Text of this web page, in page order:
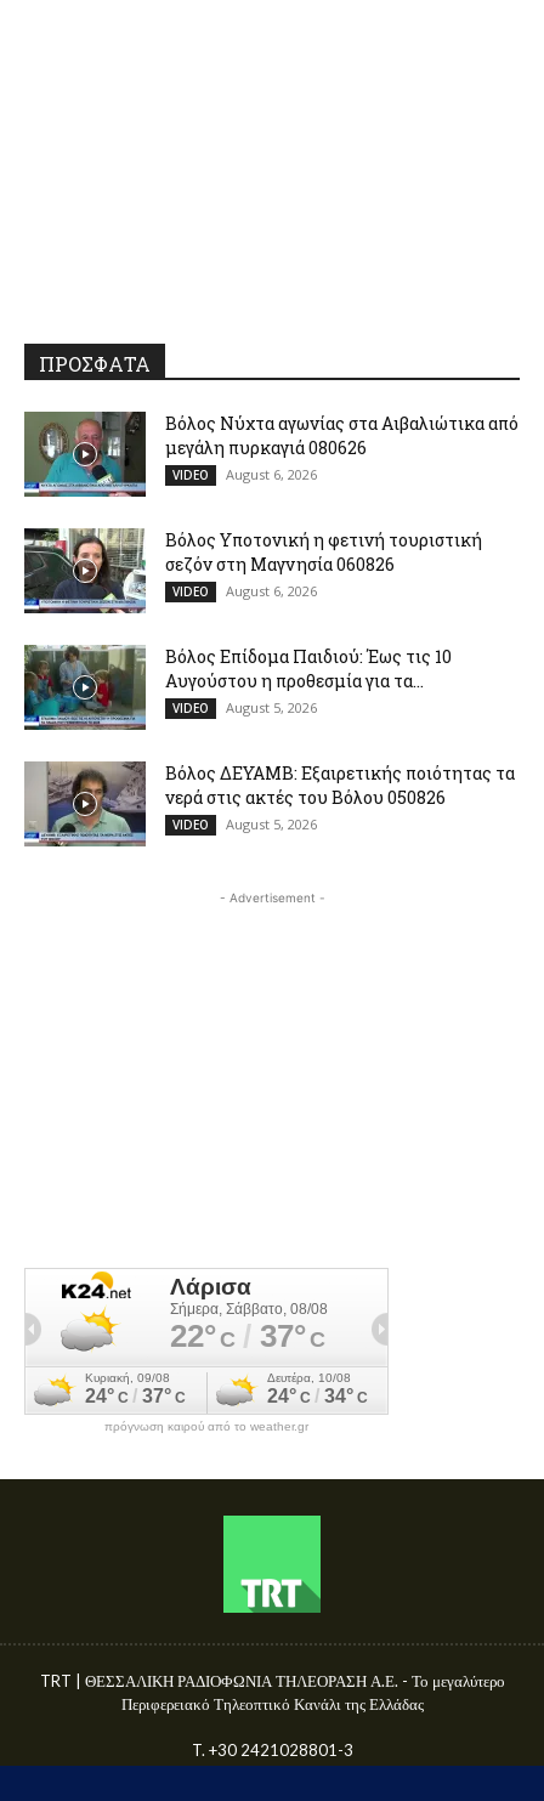
ΠΡΟΣΦΑΤΑ
Βόλος Νύχτα αγωνίας στα Αιβαλιώτικα από
μεγάλη πυρκαγιά 080626
VIDEO August 6, 2026
Βόλος Υποτονική η φετινή τουριστική
σεζόν στη Μαγνησία 060826
VIDEO August 6, 2026
Βόλος Επίδομα Παιδιού: Έως τις 10
Αυγούστου η προθεσμία για τα...
VIDEO August 5, 2026
Βόλος ΔΕΥΑΜΒ: Εξαιρετικής ποιότητας τα
νερά στις ακτές του Βόλου 050826
VIDEO August 5, 2026
- Advertisement -
πρόγνωση καιρού από το weather.gr
TRT | ΘΕΣΣΑΛΙΚΗ ΡΑΔΙΟΦΩΝΙΑ ΤΗΛΕΟΡΑΣΗ Α.Ε. - Το μεγαλύτερο
Περιφερειακό Τηλεοπτικό Κανάλι της Ελλάδας
T. +30 2421028801-3